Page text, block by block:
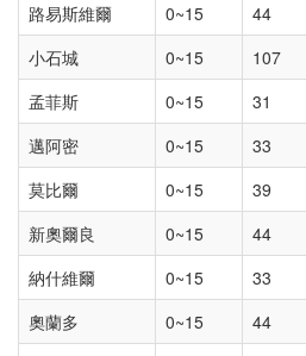
路易斯維爾
0~15 44
小石城
0~15 107
孟菲斯
0~15 31
邁阿密
0~15 33
莫比爾
0~15 39
新奧爾良
0~15 44
納什維爾
0~15 33
奧蘭多
0~15 44